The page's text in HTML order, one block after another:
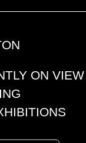
ON VIEW